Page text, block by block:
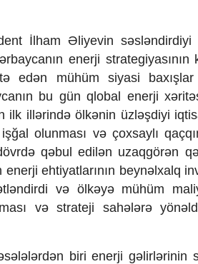
İlham Əliyevin
enerji
edən mühüm siyasi
bu gün qlobal enerji
ilk illərində ölkənin üzləşdiyi
olunması və çoxsaylı
qəbul edilən uzaqgörən
ehtiyatlarının beynəlxalq
və ölkəyə mühüm
və strateji sahələrə
biri enerji gəlirlərinin